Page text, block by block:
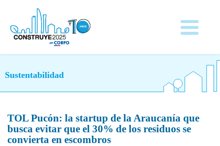
Sustentabilidad
TOL Pucón: la startup de la Araucanía que
busca evitar que el 30% de los residuos se
convierta en escombros